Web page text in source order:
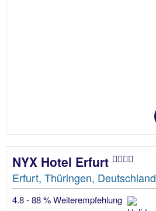
NYX Hotel Erfurt
Erfurt, Thüringen, Deutschland
4.8 - 88 % Weiterempfehlung